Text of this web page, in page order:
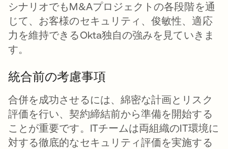
シナリオでもM&Aプロジェクトの各段階を通
じて、お客様のセキュリティ、俊敏性、適応
力を維持できるOkta独自の強みを見ていきま
す。
統合前の考慮事項
合併を成功させるには、綿密な計画とリスク
評価を行い、契約締結前から準備を開始する
ことが重要です。ITチームは両組織のIT環境に
対する徹底的なセキュリティ評価を実施する